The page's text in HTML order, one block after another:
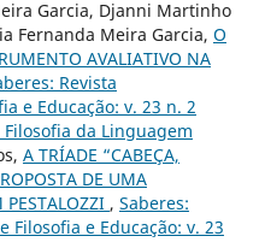
Garcia, Djanni Martinho
Fernanda Meira Garcia, O
AVALIATIVO NA
Revista
e Educação: v. 23 n. 2
da Linguagem
A TRÍADE “CABEÇA,
DE UMA
PESTALOZZI , Saberes:
e Educação: v. 23